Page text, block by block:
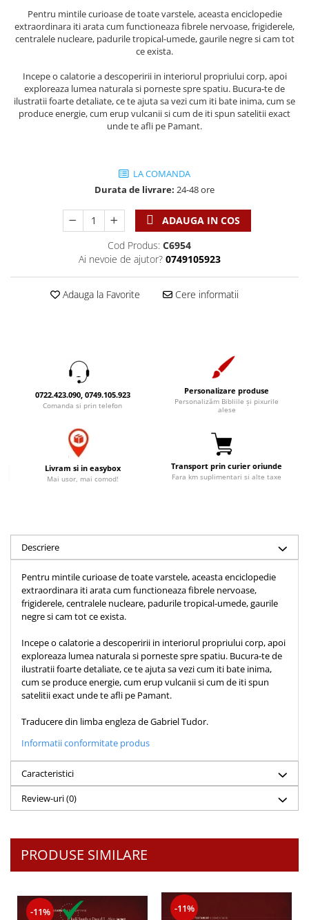
Viata crestina
Rugaciune
Eseuri
Barbati
Cresterea copiilor
Femei
Harfe / Partituri
Instrumente pastorale
Predici/ Schite de predici
Dictionare
Pedagogie
Poezii
Reviste
Sanatate
A doua venire
Apologetica
Dogmatica
Misiune
Viata crestina
Contemporaneitate
Devotional
Diverse
Schimbarea caracterului
Slujire
Viata din belsug
Viata de zi cu zi
Jocuri
Jurnale
Limba Engleza
Limba Română
Magneti
Obiecte decorative
Pix+Semn de carte
Portofel
Produse din lemn
Tablouri din lemn
Pungi cadou cu versete
Puzzle
Semne de carte
Set cadou
Statuete
Tablouri
Termos
Tablouri
Sibiu
Jurnal
Magneti
Suport pahar
Alte suveniruri
Pentru mintile curioase de toate varstele, aceasta enciclopedie
extraordinara iti arata cum functioneaza fibrele nervoase, frigiderele,
centralele nucleare, padurile tropical-umede, gaurile negre si cam tot
ce exista.
Incepe o calatorie a descoperirii in interiorul propriului corp, apoi
exploreaza lumea naturala si porneste spre spatiu. Bucura-te de
ilustratii foarte detaliate, ce te ajuta sa vezi cum iti bate inima, cum se
produce energie, cum erup vulcanii si cum de iti spun satelitii exact
unde te afli pe Pamant.
LA COMANDA
Durata de livrare: 24-48 ore
ADAUGA IN COS
Cod Produs: C6954
Ai nevoie de ajutor? 0749105923
Adauga la Favorite Cere informatii
0722.423.090, 0749.105.923
Comanda si prin telefon
Personalizare produse
Personalizăm Bibliile și pixurile
alese
Livram si in easybox
Mai usor, mai comod!
Transport prin curier oriunde
Fara km suplimentari si alte taxe
Descriere
Pentru mintile curioase de toate varstele, aceasta enciclopedie
extraordinara iti arata cum functioneaza fibrele nervoase,
frigiderele, centralele nucleare, padurile tropical-umede, gaurile
negre si cam tot ce exista.
Incepe o calatorie a descoperirii in interiorul propriului corp, apoi
exploreaza lumea naturala si porneste spre spatiu. Bucura-te de
ilustratii foarte detaliate, ce te ajuta sa vezi cum iti bate inima,
cum se produce energie, cum erup vulcanii si cum de iti spun
satelitii exact unde te afli pe Pamant.
Traducere din limba engleza de Gabriel Tudor.
Informatii conformitate produs
Caracteristici
Review-uri(0)
PRODUSE SIMILARE
-11% -11%